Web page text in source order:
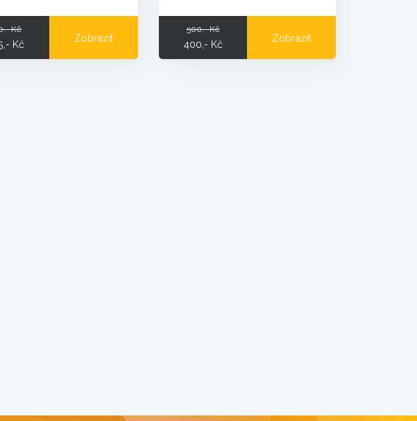
Kč
Kč
Zobrazit
500,- Kč
400,- Kč
Zobrazit